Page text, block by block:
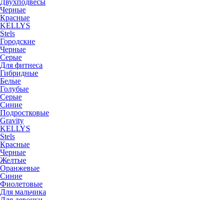
Двухподвесы
Черные
Красные
KELLYS
Stels
Городские
Черные
Серые
Для фитнеса
Гибридные
Белые
Голубые
Серые
Синие
Подростковые
Gravity
KELLYS
Stels
Красные
Черные
Желтые
Оранжевые
Синие
Фиолетовые
Для мальчика